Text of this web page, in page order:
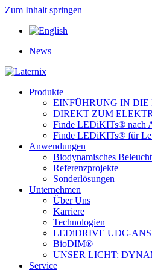
Zum Inhalt springen
News
Produkte
EINFÜHRUNG IN
DIREKT ZUM
Finde LEDiKITs® nach
Finde LEDiKITs® für
Anwendungen
Biodynamisches
Referenzprojekte
Sonderlösungen
Unternehmen
Über Uns
Karriere
Technologien
LEDiDRIVE UDC-ANS
BioDIM®
UNSER LICHT:
Service